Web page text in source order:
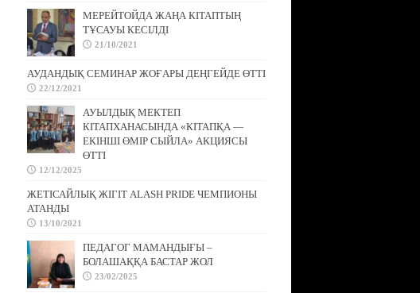
МЕРЕЙТОЙДА ЖАҢА КІТАПТЫҢ
ТҰСАУЫ КЕСІЛДІ
21/10/2021
АУДАНДЫҚ СЕМИНАР ЖОҒАРЫ ДЕҢГЕЙДЕ ӨТТІ
22/12/2021
АУЫЛДЫҚ МЕКТЕП
КІТАПХАНАСЫНДА «КІТАПҚА —
ЕКІНШІ ӨМІР СЫЙЛА» АКЦИЯСЫ
ӨТТІ
12/12/2025
ЖЕТІСАЙЛЫҚ ЖІГІТ ALASH PRIDE ЧЕМПИОНЫ
АТАНДЫ
13/10/2021
ПЕДАГОГ МАМАНДЫҒЫ –
БОЛАШАҚҚА БАСТАР ЖОЛ
23/02/2025